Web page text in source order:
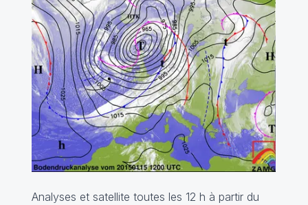
Analyses et satellite toutes les 12 h à partir du